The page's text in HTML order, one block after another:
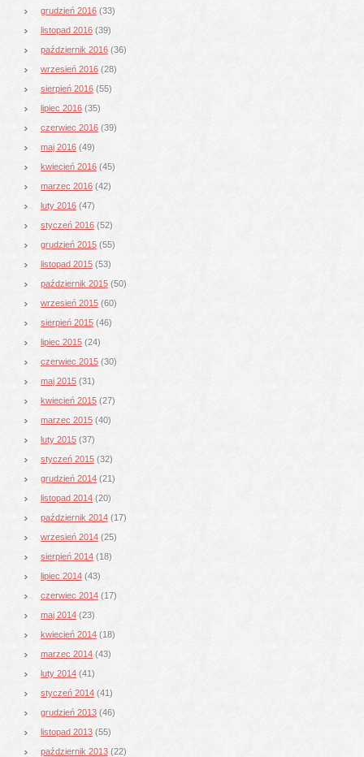
grudzień 2016 (33)
listopad 2016 (39)
październik 2016 (36)
wrzesień 2016 (28)
sierpień 2016 (55)
lipiec 2016 (35)
czerwiec 2016 (39)
maj 2016 (49)
kwiecień 2016 (45)
marzec 2016 (42)
luty 2016 (47)
styczeń 2016 (52)
grudzień 2015 (55)
listopad 2015 (53)
październik 2015 (50)
wrzesień 2015 (60)
sierpień 2015 (46)
lipiec 2015 (24)
czerwiec 2015 (30)
maj 2015 (31)
kwiecień 2015 (27)
marzec 2015 (40)
luty 2015 (37)
styczeń 2015 (32)
grudzień 2014 (21)
listopad 2014 (20)
październik 2014 (17)
wrzesień 2014 (25)
sierpień 2014 (18)
lipiec 2014 (43)
czerwiec 2014 (17)
maj 2014 (23)
kwiecień 2014 (18)
marzec 2014 (43)
luty 2014 (41)
styczeń 2014 (41)
grudzień 2013 (46)
listopad 2013 (55)
październik 2013 (22)